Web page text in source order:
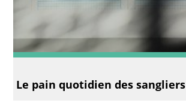
Le pain quotidien des sangliers